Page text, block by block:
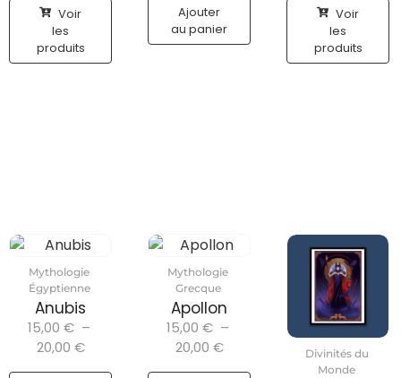
Voir
les
produits
Ajouter
au panier
Voir
les
produits
Mythologie
Égyptienne
Anubis
15,00 € –
20,00 €
Mythologie
Grecque
Apollon
15,00 € –
20,00 €
Divinités du
Monde